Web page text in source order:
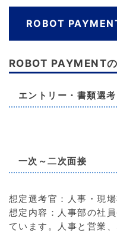
ROBOT
ROBOT PAYMENT
エントリー・書類選考
一次～二次面接
想定選考官：人事・現場
想定内容：人事部の社
ています。人事と営業